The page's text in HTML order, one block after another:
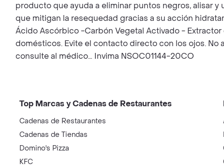
producto que ayuda a eliminar puntos negros, alisar
que mitigan la resequedad gracias a su acción
Ácido Ascórbico -Carbón Vegetal Activado -
domésticos. Evite el contacto directo con los ojos.
consulte al médico… Invima NSOC01144-20CO
Top Marcas y Cadenas de Restaurantes
Cadenas de Restaurantes
Cadenas de Tiendas
Domino's Pizza
KFC